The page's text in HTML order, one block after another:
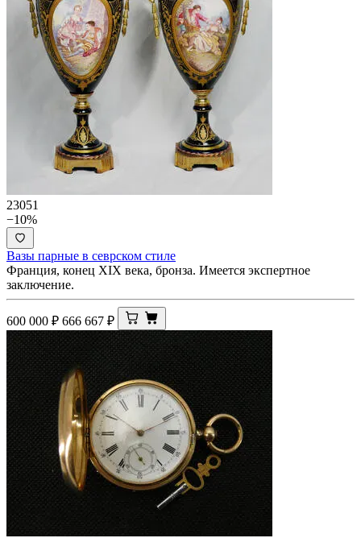
23051
−10%
Вазы парные в севрском стиле
Франция, конец XIX века, бронза. Имеется экспертное
заключение.
600 000 ₽ 666 667 ₽